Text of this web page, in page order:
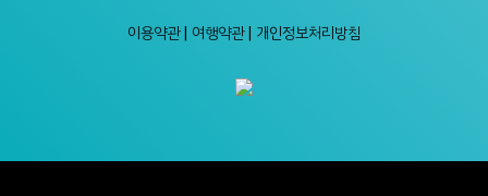
이용약관| 여행약관| 개인정보처리방침